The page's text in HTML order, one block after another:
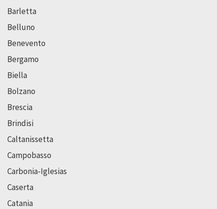
Barletta
Belluno
Benevento
Bergamo
Biella
Bolzano
Brescia
Brindisi
Caltanissetta
Campobasso
Carbonia-Iglesias
Caserta
Catania